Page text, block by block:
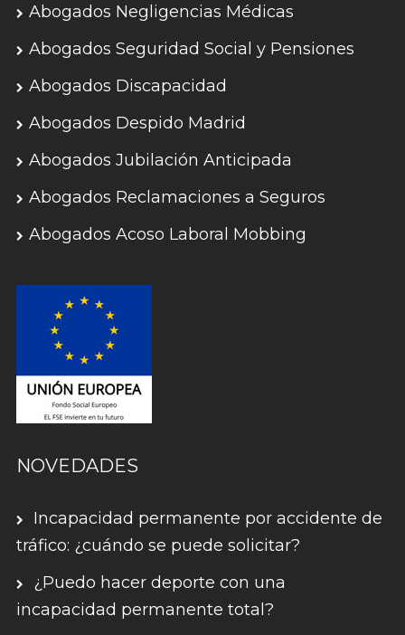
Abogados Negligencias Médicas
Abogados Seguridad Social y Pensiones
Abogados Discapacidad
Abogados Despido Madrid
Abogados Jubilación Anticipada
Abogados Reclamaciones a Seguros
Abogados Acoso Laboral Mobbing
NOVEDADES
Incapacidad permanente por accidente de
tráfico: ¿cuándo se puede solicitar?
¿Puedo hacer deporte con una
incapacidad permanente total?